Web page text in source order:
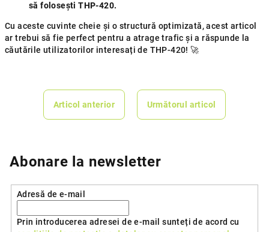
să folosești THP-420.
Cu aceste cuvinte cheie și o structură optimizată, acest articol
ar trebui să fie perfect pentru a atrage trafic și a răspunde la
căutările utilizatorilor interesați de THP-420! 🚀
Articol anterior Următorul articol
Abonare la newsletter
Adresă de e-mail
Prin introducerea adresei de e-mail sunteți de acord cu